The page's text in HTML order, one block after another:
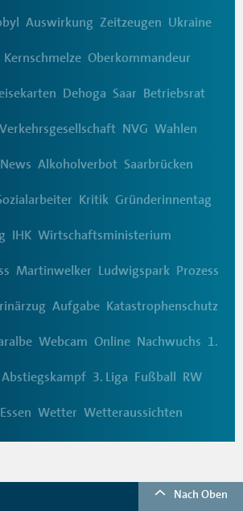
Auswirkung Zeitzeugen Ukraine
Kernschmelze Oberkommandeur
Dehoga Saar Betriebsrat
Verkehrsgesellschaft NVG Wahlen
News Alkoholverbot Saarbrücken
Kritik Gründerinnentag
IHK Wirtschaftsministerium
Martinwelker Ludwigspark Prozess
Aufgabe Katastrophenschutz
Webcam Online Nachwuchs 1.
Abstiegskampf 3. Liga Fußball RW
Essen Wetter Wetteraussichten
Nach Oben